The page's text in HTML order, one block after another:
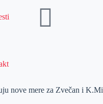
nove mere za Zvečan i